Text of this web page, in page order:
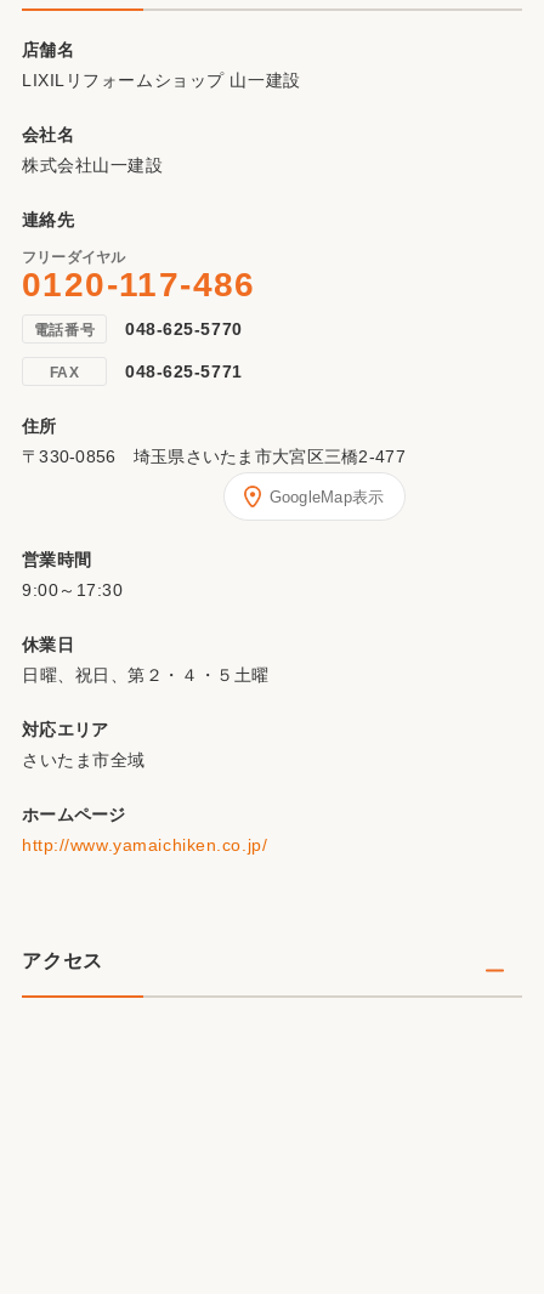
店舗名
LIXILリフォームショップ 山一建設
会社名
株式会社山一建設
連絡先
フリーダイヤル
0120-117-486
電話番号 048-625-5770
FAX 048-625-5771
住所
〒330-0856 埼玉県さいたま市大宮区三橋2-477
GoogleMap表示
営業時間
9:00～17:30
休業日
日曜、祝日、第２・４・５土曜
対応エリア
さいたま市全域
ホームページ
http://www.yamaichiken.co.jp/
アクセス